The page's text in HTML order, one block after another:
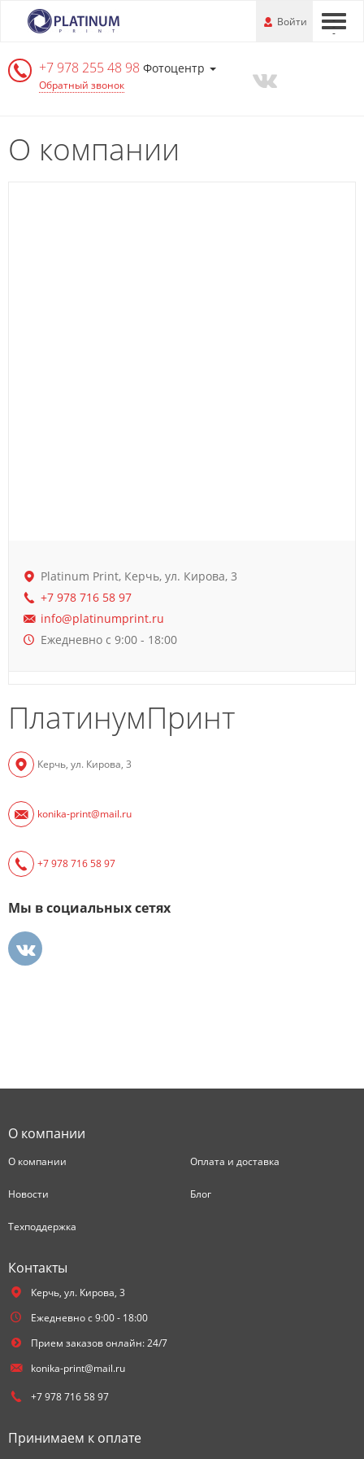
Перейти
информации
---
Войти
+7 978 255 48 98Фотоцентр
Обратный звонок
О компании
Platinum Print, Керчь, ул. Кирова, 3
+7 978 716 58 97
info@platinumprint.ru
Ежедневно с 9:00 - 18:00
ПлатинумПринт
Керчь, ул. Кирова, 3
konika-print@mail.ru
+7 978 716 58 97
Мы в социальных сетях
О компании
О компании Оплата и доставка
Новости Блог
Техподдержка
Контакты
Керчь, ул. Кирова, 3
Ежедневно с 9:00 - 18:00
Прием заказов онлайн: 24/7
konika-print@mail.ru
+7 978 716 58 97
Принимаем к оплате